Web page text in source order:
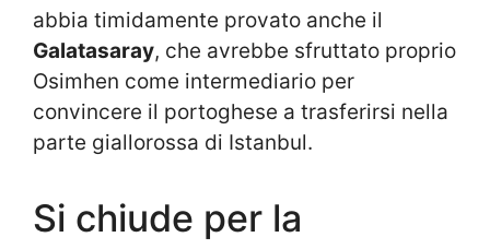
abbia timidamente provato anche il
Galatasaray, che avrebbe sfruttato proprio
Osimhen come intermediario per
convincere il portoghese a trasferirsi nella
parte giallorossa di Istanbul.
Si chiude per la